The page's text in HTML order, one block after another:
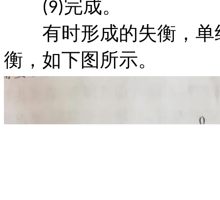
(9)完成。
有时形成的失衡，单
衡，如下图所示。